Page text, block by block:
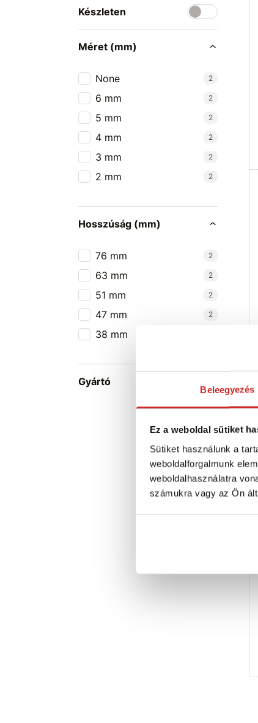
Beleegyezés
Ez a weboldal sütiket
Sütiket használunk a
weboldalforgalmunk
weboldalhasználatra
számukra vagy az Ön
Készleten
Méret (mm)
None 2
6 mm 2
5 mm 2
4 mm 2
3 mm 2
2 mm 2
Hosszúság (mm)
76 mm 2
63 mm 2
51 mm 2
47 mm 2
38 mm
Gyártó